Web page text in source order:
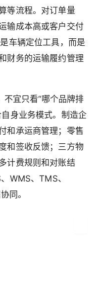
等流程。对订单量
输成本高或客户交付
车辆定位工具，而是
财务的运输履约管理
宜只看“哪个品牌排
身业务模式。制造企
和承运商管理；零售
和签收反馈；三方物
计费规则和对账结
WMS、TMS、
同。